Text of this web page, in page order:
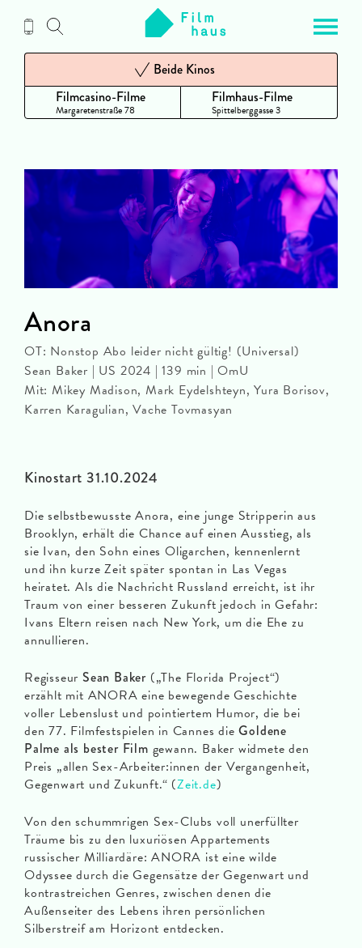
Inhalt
Filmcasino-Filme
Margaretenstraße 78
Beide Kinos
Filmhaus-Filme
Spittelberggasse 3
Kinostart 31.10.2024
Die selbstbewusste Anora, eine junge Stripperin aus
Brooklyn, erhält die Chance auf einen Ausstieg, als
sie Ivan, den Sohn eines Oligarchen, kennenlernt
und ihn kurze Zeit später spontan in Las Vegas
heiratet. Als die Nachricht Russland erreicht, ist ihr
Traum von einer besseren Zukunft jedoch in Gefahr:
Ivans Eltern reisen nach New York, um die Ehe zu
annullieren.
Regisseur Sean Baker („The Florida Project“)
erzählt mit ANORA eine bewegende Geschichte
voller Lebenslust und pointiertem Humor, die bei
den 77. Filmfestspielen in Cannes dieGoldene
Palme als bester Film gewann. Baker widmete den
Preis „allen Sex-Arbeiter:innen der Vergangenheit,
Gegenwart und Zukunft.“ (Zeit.de)
Von den schummrigen Sex-Clubs voll unerfüllter
Träume bis zu den luxuriösen Appartements
russischer Milliardäre: ANORA ist eine wilde
Odyssee durch die Gegensätze der Gegenwart und
kontrastreichen Genres, zwischen denen die
Außenseiter des Lebens ihren persönlichen
Silberstreif am Horizont entdecken.
Anora
OT: Nonstop Abo leider nicht gültig! (Universal)
Sean Baker | US 2024 | 139 min | OmU
Mit: Mikey Madison, Mark Eydelshteyn, Yura Borisov,
Karren Karagulian, Vache Tovmasyan